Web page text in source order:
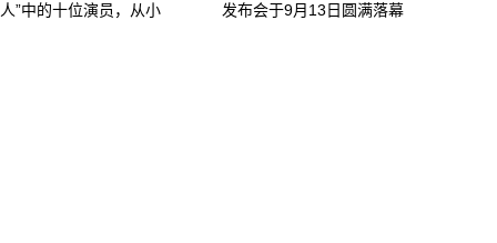
人”中的十位演员，从小
发布会于9月13日圆满落幕